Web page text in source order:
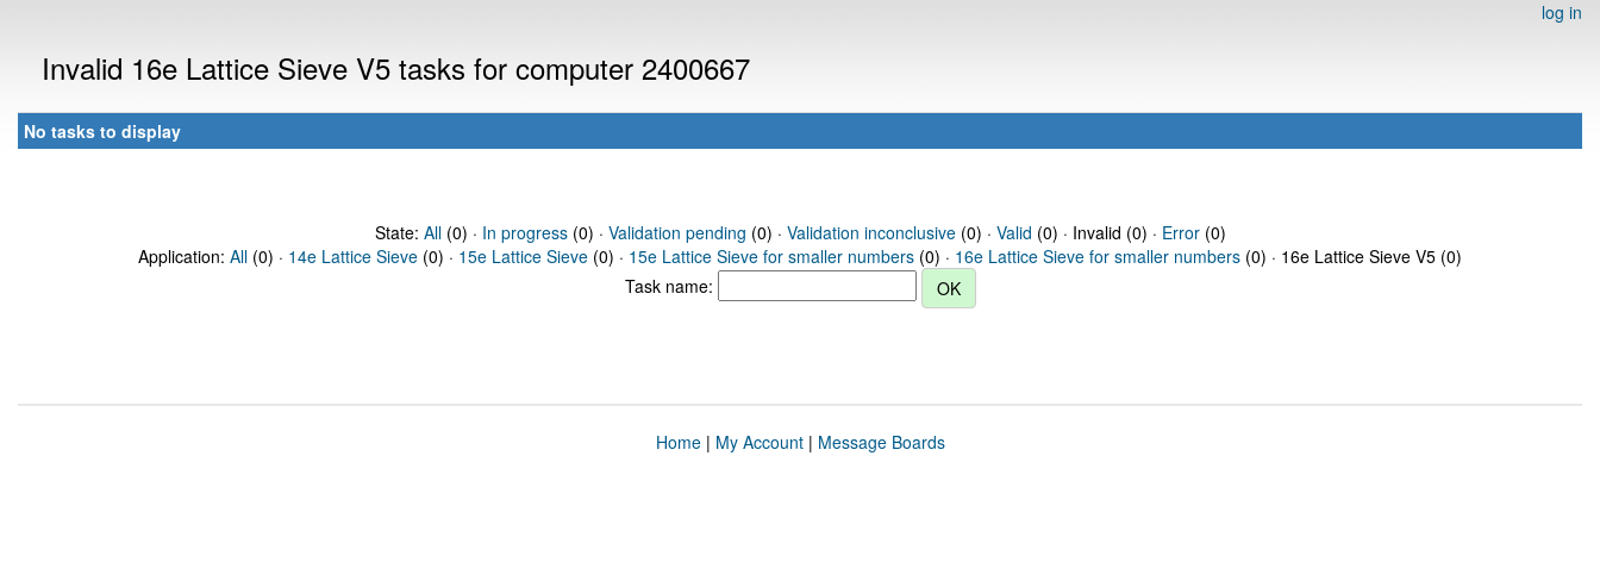
log in
Invalid 16e Lattice Sieve V5 tasks for computer 2400667
No tasks to display
State: All(0) · In progress(0) · Validation pending (0) · Validation inconclusive(0) · Valid (0) · Invalid (0) · Error(0)
Application: All (0) · 14e Lattice Sieve (0) · 15e Lattice Sieve (0) · 15e Lattice Sieve for smaller numbers (0) · 16e Lattice Sieve for smaller numbers (0) · 16e Lattice Sieve V5 (0)
Task name:
Home| My Account| Message Boards